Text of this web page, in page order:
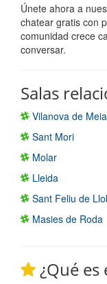
Únete ahora a
chatear gratis con
comunidad crece
conversar.
Salas
Vilanova de Meia
Sant Mori
Molar
Lleida
Sant Feliu de
Masies de Roda
¿Qué es